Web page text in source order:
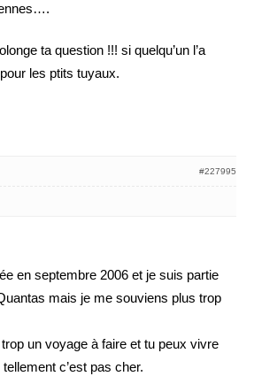
ta question !!! si quelqu’un l’a
les ptits tuyaux.
#227995
en septembre 2006 et je suis partie
mais je me souviens plus trop
un voyage à faire et tu peux vivre
c’est pas cher.